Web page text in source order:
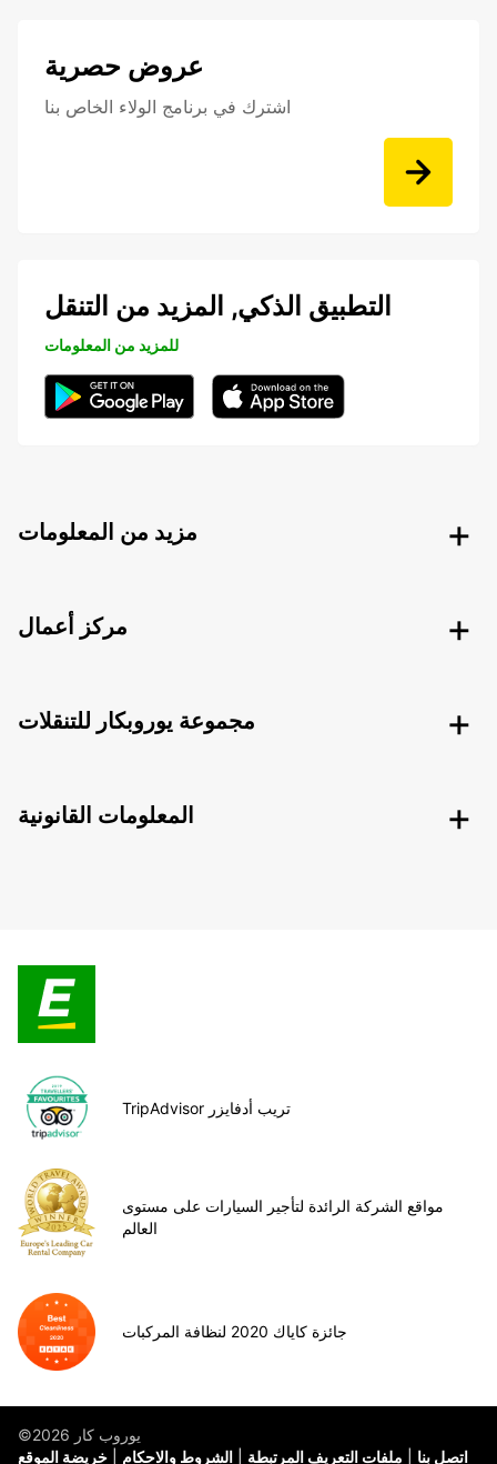
عروض حصرية
اشترك في برنامج الولاء الخاص بنا
التطبيق الذكي, المزيد من التنقل
للمزيد من المعلومات
مزيد من المعلومات
مركز أعمال
مجموعة يوروبكار للتنقلات
المعلومات القانونية
TripAdvisor تريب أدفايزر
مواقع الشركة الرائدة لتأجير السيارات على مستوى
العالم
جائزة كاياك 2020 لنظافة المركبات
©يوروب كار 2026
خريضة الموقع
الشروط والاحكام ملفات التعريف المرتبطة اتصل بنا